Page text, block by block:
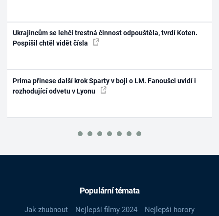
Ukrajincům se lehčí trestná činnost odpouštěla, tvrdí Koten.
Pospíšil chtěl vidět čísla
Prima přinese další krok Sparty v boji o LM. Fanoušci uvidí i
rozhodující odvetu v Lyonu
Populární témata
Jak zhubnout Nejlepší filmy 2024
Nejlepší horory